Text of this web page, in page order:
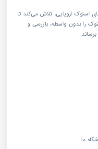
استوک اروپایی، تلاش می‌کند تا
را بدون واسطه، بازرسی و
ما